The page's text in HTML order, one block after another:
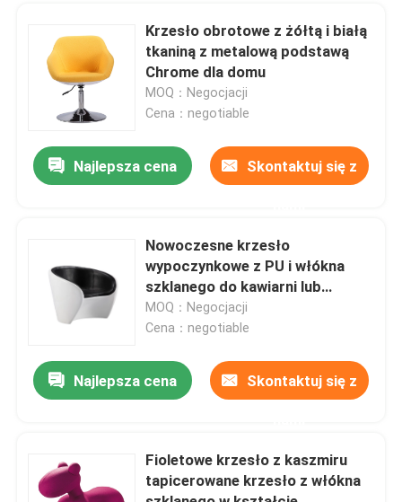
Produkty
O nas
Wycieczka po fabryce
Skontaktuj się z nami
Poprosić o wycenę
Nowoczesne krzesło do siedzenia
Nowoczesne krzesło restauracyjne
Krzesło obrotowe z żółtą i białą
tkaniną z metalową podstawą
Chrome dla domu
MOQ：Negocjacji
Cena：negotiable
Najlepsza cena Skontaktuj się z
Nowoczesne krzesło
wypoczynkowe z PU i włókna
szklanego do kawiarni lub
kawiarni
MOQ：Negocjacji
Cena：negotiable
Najlepsza cena Skontaktuj się z
Fioletowe krzesło z kaszmiru
tapicerowane krzesło z włókna